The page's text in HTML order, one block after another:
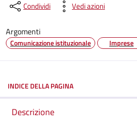
Condividi Vedi azioni
Argomenti
Comunicazione istituzionale Imprese
INDICE DELLA PAGINA
Descrizione